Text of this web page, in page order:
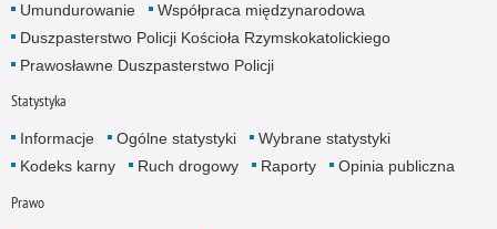
Umundurowanie
Współpraca międzynarodowa
Duszpasterstwo Policji Kościoła Rzymskokatolickiego
Prawosławne Duszpasterstwo Policji
Statystyka
Informacje Ogólne statystyki
Wybrane statystyki
Kodeks karny
Ruch drogowy Raporty Opinia publiczna
Prawo